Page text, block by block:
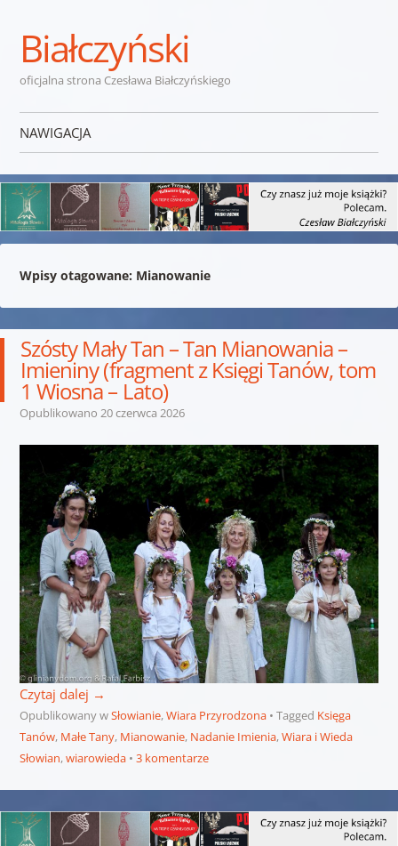
Białczyński
oficjalna strona Czesława Białczyńskiego
NAWIGACJA
Wpisy otagowane: Mianowanie
Szósty Mały Tan – Tan Mianowania –
Imieniny (fragment z Księgi Tanów, tom
1 Wiosna – Lato)
Opublikowano 20 czerwca 2026
Czytaj dalej →
Opublikowany wSłowianie,Wiara Przyrodzona Tagged Księga
Tanów, Małe Tany, Mianowanie, Nadanie Imienia,Wiara i Wieda
Słowian,wiarowieda 3 komentarze